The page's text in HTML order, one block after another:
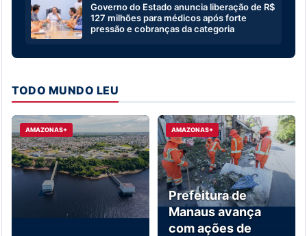
Governo do Estado anuncia liberação de R$
127 milhões para médicos após forte
pressão e cobranças da categoria
TODO MUNDO LEU
AMAZONAS+ AMAZONAS+
Prefeitura de
Manaus avança
com ações de